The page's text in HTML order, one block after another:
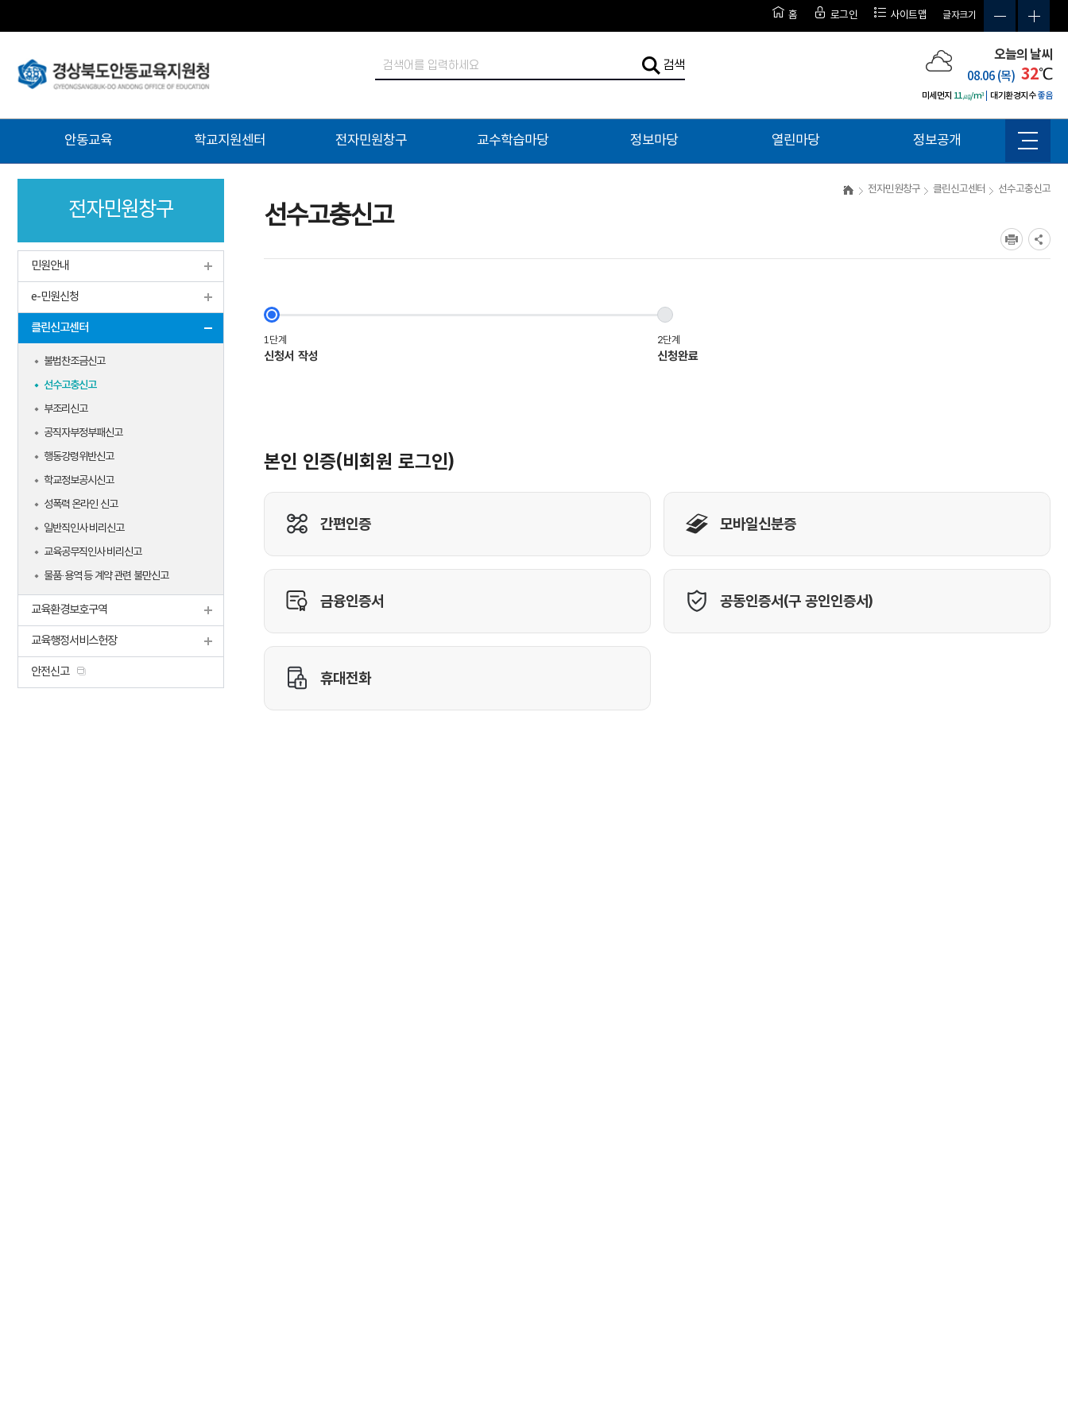
글자크기
홈 로그인 사이트맵
오늘의 날씨
08.06 (목) 32℃
미세먼지 11㎍/m³ 대기환경지수좋음
검
색
입
력
검색
뉴
사
이
안동교육 학교지원센터 전자민원창구 교수학습마당 정보마당 열린마당 정보공개
전자민원창구
민원안내
e-민원신청
클린신고센터
불법찬조금신고
선수고충신고
부조리신고
공직자부정부패신고
행동강령위반신고
학교정보공시신고
성폭력 온라인 신고
일반직인사 비리신고
교육공무직인사 비리신고
물품·용역 등 계약 관련 불만신고
교육환경보호구역
교육행정서비스헌장
안전신고
전자민원창구 클린신고센터 선수고충신고
선수고충신고